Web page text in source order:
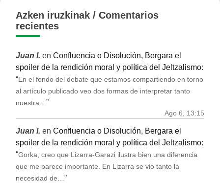
Azken iruzkinak / Comentarios
recientes
Juan I. en Confluencia o Disolución, Bergara el
spoiler de la rendición moral y política del Jeltzalismo:
“En el fondo del debate que estamos compartiendo en torno
al artículo publicado veo dos formas de interpretar tanto
nuestra… ”
Ago 6, 13:15
Juan I. en Confluencia o Disolución, Bergara el
spoiler de la rendición moral y política del Jeltzalismo:
“Gorka, creo que Lizarra-Garazi ilustra bien una diferencia
que me parece importante. En Lizarra se vio tanto la
necesidad de…”